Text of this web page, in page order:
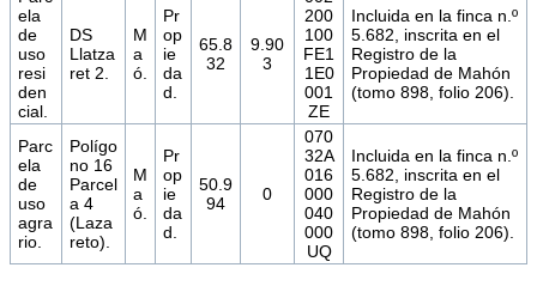
ela
de
uso
resi
den
cial.
DS
Llatza
ret 2.
M
a
ó.
Pr
op
ie
da
d.
65.8
32
9.90
3
200
100
FE1
1E0
001
ZE
Incluida en la finca n.º
5.682, inscrita en el
Registro de la
Propiedad de Mahón
(tomo 898, folio 206).
Parc
ela
de
uso
agra
rio.
Polígo
no 16
Parcel
a 4
(Laza
reto).
M
a
ó.
Pr
op
ie
da
d.
50.9
94
0
070
32A
016
000
040
000
UQ
Incluida en la finca n.º
5.682, inscrita en el
Registro de la
Propiedad de Mahón
(tomo 898, folio 206).